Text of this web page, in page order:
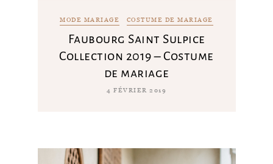
MODE MARIAGE COSTUME DE MARIAGE
Faubourg Saint Sulpice
Collection 2019 – Costume
de mariage
4 FÉVRIER 2019